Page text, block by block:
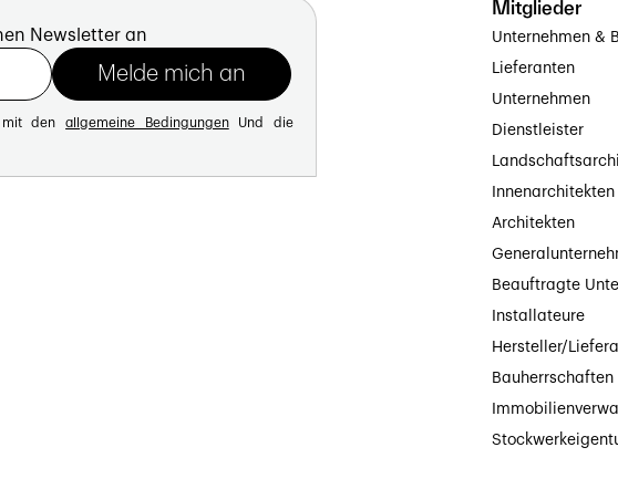
Newsletter an
mit denallgemeine BedingungenUnd die
Mitglieder
Unternehmen &
Lieferanten
Unternehmen
Dienstleister
Innenarchitekten
Architekten
Beauftragte
Installateure
Hersteller/
Bauherrschaften